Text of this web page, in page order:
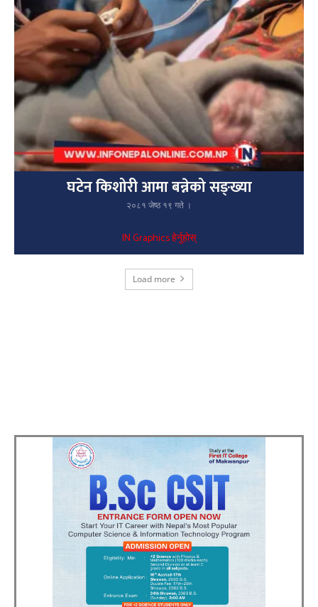
घटेन किशोरी आमा बन्नेको सङ्ख्या
२०८१ जेष्ठ १९ गते ।
IN Graphics हेर्नुहोस्
Load more